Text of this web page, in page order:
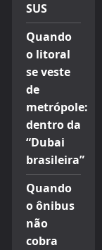
SUS
Quando
o litoral
se veste
de
metrópole:
dentro da
“Dubai
brasileira”
Quando
o ônibus
não
cobra